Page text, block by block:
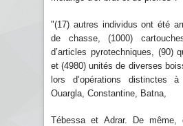
"(17) autres individus ont été
de chasse, (1000)
d’articles pyrotechniques, (90)
et (4980) unités de diverses
lors d’opérations distinctes à
Ouargla, Constantine, Batna,
Tébessa et Adrar. De même,